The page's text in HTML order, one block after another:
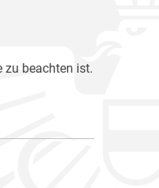
zu beachten ist.